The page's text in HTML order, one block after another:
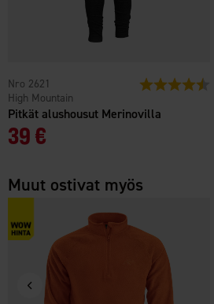
Pitkät alushousut Merinovilla
High Mountain
2621
39 €
Arvio:
Muut ostivat myös